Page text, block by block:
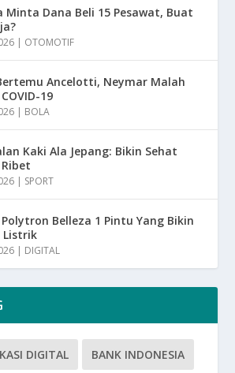
Minta Dana Beli 15 Pesawat, Buat
| OTOMOTIF
Ancelotti, Neymar Malah
19
| BOLA
Kaki Ala Jepang: Bikin Sehat
| SPORT
Belleza 1 Pintu Yang Bikin
Listrik
| DIGITAL
DIGITAL BANK INDONESIA